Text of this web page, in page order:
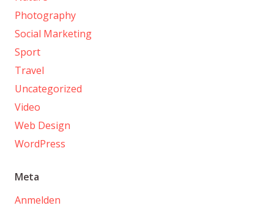
Photography
Social Marketing
Sport
Travel
Uncategorized
Video
Web Design
WordPress
Meta
Anmelden